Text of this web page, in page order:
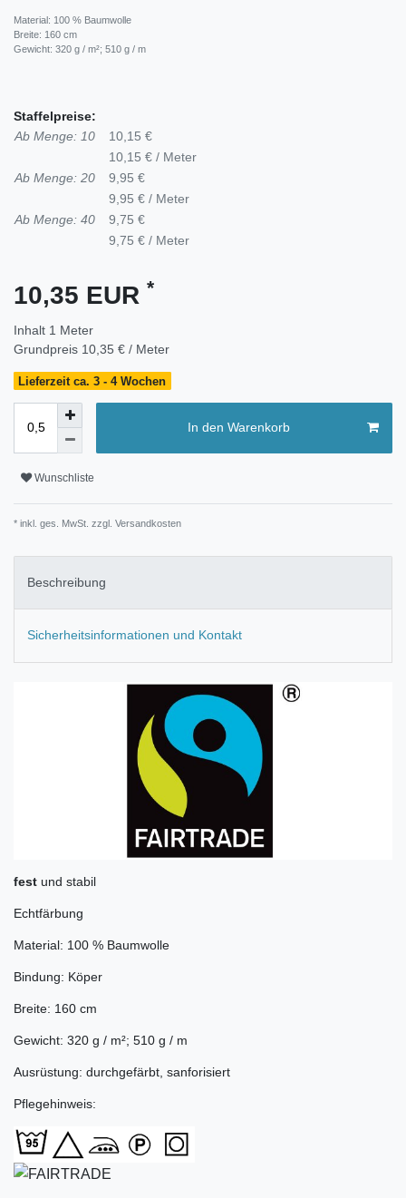
Material: 100 % Baumwolle
Breite: 160 cm
Gewicht: 320 g / m²; 510 g / m
Staffelpreise:
Ab Menge: 10
10,15 €
10,15 € / Meter
Ab Menge: 20
9,95 €
9,95 € / Meter
Ab Menge: 40
9,75 €
9,75 € / Meter
10,35 EUR *
Inhalt 1 Meter
Grundpreis 10,35 € / Meter
Lieferzeit ca. 3 - 4 Wochen
In den Warenkorb
Wunschliste
* inkl. ges. MwSt. zzgl. Versandkosten
Beschreibung
Sicherheitsinformationen und Kontakt
fest und stabil
Echtfärbung
Material: 100 % Baumwolle
Bindung: Köper
Breite: 160 cm
Gewicht: 320 g / m²; 510 g / m
Ausrüstung: durchgefärbt, sanforisiert
Pflegehinweis: